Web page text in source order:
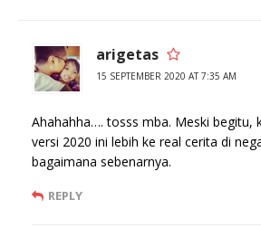
arigetas
15 SEPTEMBER 2020 AT 7:35 AM
Ahahahha…. tosss mba. Meski begitu,
versi 2020 ini lebih ke real cerita di
bagaimana sebenarnya.
REPLY